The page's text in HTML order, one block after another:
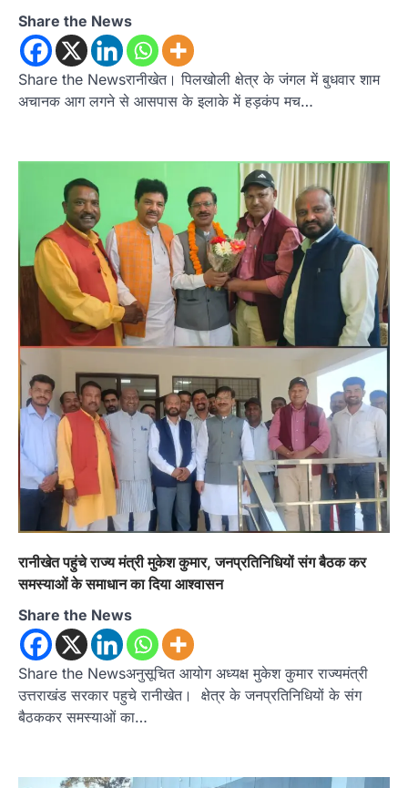
Share the News
Share the Newsरानीखेत। पिलखोली क्षेत्र के जंगल में बुधवार शाम
अचानक आग लगने से आसपास के इलाके में हड़कंप मच…
रानीखेत पहुंचे राज्य मंत्री मुकेश कुमार, जनप्रतिनिधियों संग बैठक कर
समस्याओं के समाधान का दिया आश्वासन
Share the News
Share the Newsअनुसूचित आयोग अध्यक्ष मुकेश कुमार राज्यमंत्री
उत्तराखंड सरकार पहुचे रानीखेत। क्षेत्र के जनप्रतिनिधियों के संग
बैठककर समस्याओं का…
उत्तराखण्ड कुमाऊं ख़बरें नैनीताल
हल्द्वानी में खड़गे का हुंकार, नौकरियों से लेकर
संविधान और भ्रष्टाचार तक भाजपा को घेरा
हल्द्वानी में आयोजित विजय शंखनाद रैली को संबोधित करते
हुए कांग्रेस के राष्ट्रीय अध्यक्ष मल्लिकार्जुन…
उत्तराखण्ड
खड़गे की रैली से पहले हल्द्वानी में सियासी
घमासान, एसएसपी कार्यालय में धरने पर बैठे
कांग्रेस नेता